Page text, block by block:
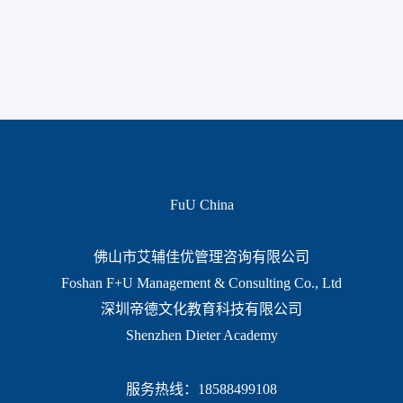
FuU China
佛山市艾辅佳优管理咨询有限公司
Foshan F+U Management & Consulting Co., Ltd
深圳帝德文化教育科技有限公司
Shenzhen Dieter Academy
服务热线：18588499108